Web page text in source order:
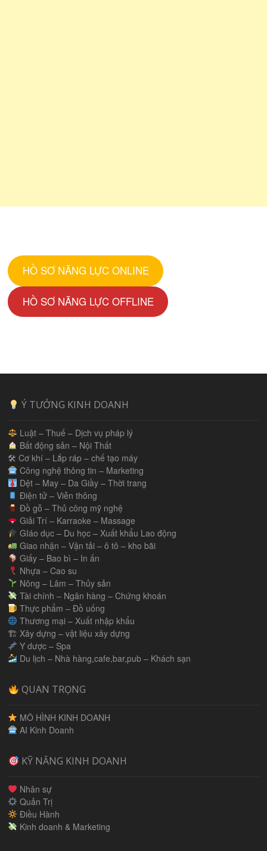
HỒ SƠ NĂNG LỰC ONLINE
HỒ SƠ NĂNG LỰC OFFLINE
Ý TƯỞNG KINH DOANH
Luật – Thuế – Dịch vụ pháp lý
Bất động sản – Nội Thất
🛠 Cơ khí – Lắp ráp – chế tạo máy
Công nghệ thông tin – Marketing
Dệt – May – Da Giầy – Thời trang
Điện tử – Viễn thông
Đồ gỗ – Thủ công mỹ nghệ
Giải Trí – Karraoke – Massage
GIáo dục – Du học – Xuất khẩu Lao động
Giao nhận – Vận tải – ô tô – kho bãi
Giấy – Bao bì – In ấn
Nhựa – Cao su
Nông – Lâm – Thủy sản
Tài chính – Ngân hàng – Chứng khoán
Thực phẩm – Đồ uống
Thương mại – Xuất nhập khẩu
🏗 Xây dựng – vật liệu xây dựng
Y dược – Spa
Du lịch – Nhà hàng,cafe,bar,pub – Khách sạn
QUAN TRỌNG
MÔ HÌNH KINH DOANH
AI Kinh Doanh
KỸ NĂNG KINH DOANH
Nhân sự
Quản Trị
Điều Hành
Kinh doanh & Marketing